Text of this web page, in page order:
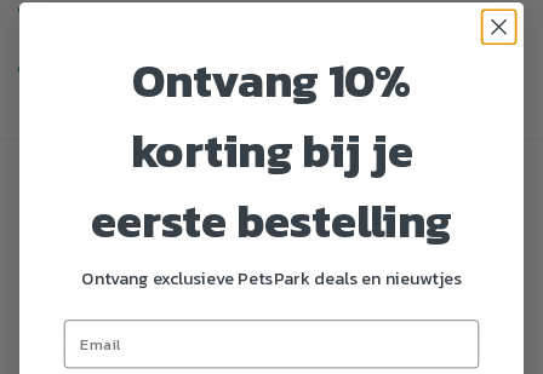
Veilig en gemakkelijk betalen
Artikelnummer
767893
EAN nummer
5701883305217
Dier
Aquarium
Merk
Ontvang 10%
korting bij je
eerste bestelling
Ontvang exclusieve PetsPark deals en nieuwtjes